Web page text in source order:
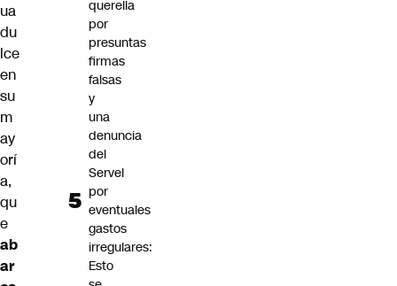
ua
du
lce
en
su
m
ay
orí
a,
qu
e
ab
ar
querella
por
presuntas
firmas
falsas
y
una
denuncia
del
Servel
por
eventuales
gastos
irregulares:
Esto